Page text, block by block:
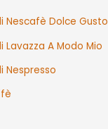
Nescafè Dolce Gusto
A Modo Mio
Nespresso